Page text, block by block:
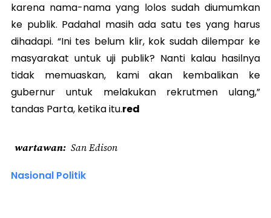
karena nama-nama yang lolos sudah diumumkan
ke publik. Padahal masih ada satu tes yang harus
dihadapi. “Ini tes belum klir, kok sudah dilempar ke
masyarakat untuk uji publik? Nanti kalau hasilnya
tidak memuaskan, kami akan kembalikan ke
gubernur untuk melakukan rekrutmen ulang,”
tandas Parta, ketika itu.red
wartawan San Edison
Nasional Politik